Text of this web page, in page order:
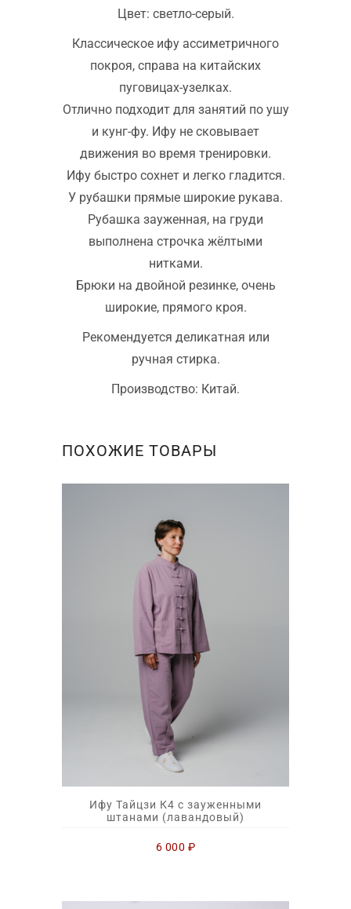
Цвет: светло-серый.
Классическое ифу ассиметричного
покроя, справа на китайских
пуговицах-узелках.
Отлично подходит для занятий по ушу
и кунг-фу. Ифу не сковывает
движения во время тренировки.
Ифу быстро сохнет и легко гладится.
У рубашки прямые широкие рукава.
Рубашка зауженная, на груди
выполнена строчка жёлтыми
нитками.
Брюки на двойной резинке, очень
широкие, прямого кроя.
Рекомендуется деликатная или
ручная стирка.
Производство: Китай.
ПОХОЖИЕ ТОВАРЫ
Ифу Тайцзи К4 с зауженными
штанами (лавандовый)
6 000 ₽